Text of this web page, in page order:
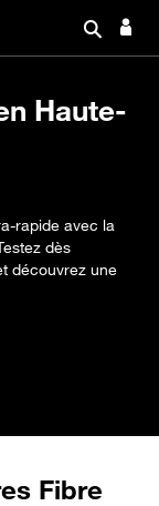
Haute-
rapide avec la
dès
découvrez une
Fibre